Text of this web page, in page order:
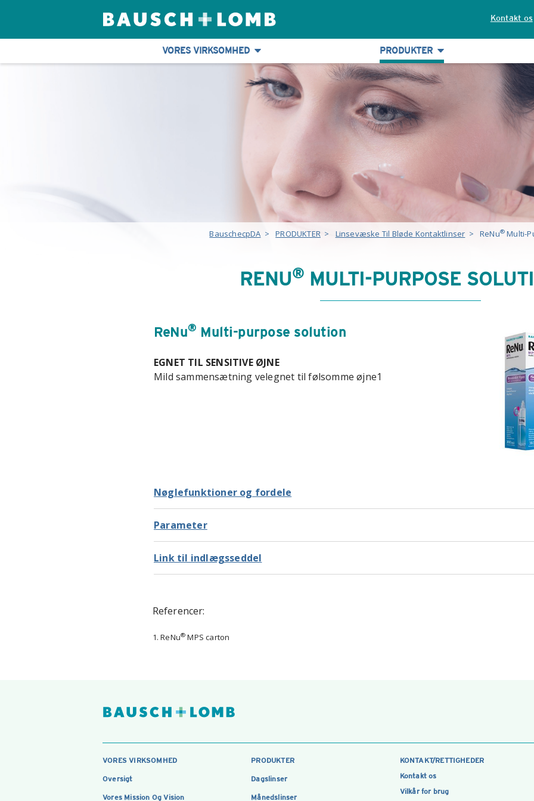
Kontakt os
VORES VIRKSOMHED PRODUKTER
BauschecpDA > PRODUKTER> Linsevæske Til Bløde Kontaktlinser > ReNu® Multi-
RENU® MULTI-PURPOSE
ReNu® Multi-purpose solution
EGNET TIL SENSITIVE ØJNE
Mild sammensætning velegnet til følsomme øjne1
Nøglefunktioner og fordele
Parameter
Link til indlægsseddel
Referencer:
1. ReNu® MPS carton
VORES VIRKSOMHED
Oversigt
Vores Mission Og Vision
PRODUKTER
Dagslinser
Månedslinser
KONTAKT/RETTIGHEDER
Kontakt os
Vilkår for brug